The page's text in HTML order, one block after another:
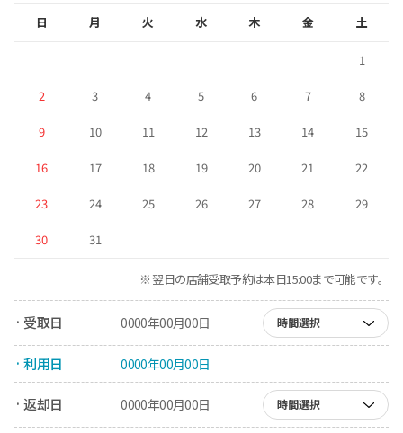
日 月 火 水 木 金 土
1
2 3 4 5 6 7 8
9 10 11 12 13 14 15
16 17 18 19 20 21 22
23 24 25 26 27 28 29
30 31
※ 翌日の店舗受取予約は本日15:00まで可能です。
· 受取日 0000年00月00日 時間選択
· 利用日 0000年00月00日
· 返却日 0000年00月00日 時間選択